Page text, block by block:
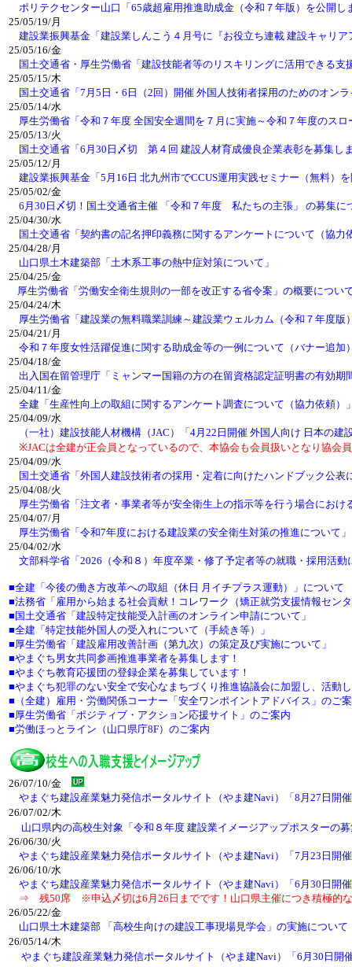
ポリテクセンター山口「65歳超雇用推進助成金（令和７年版）を公開し
25/05/19/月
建設業振興基金「建設業しんこう４月号に『お役立ち連載 建設キャリ
25/05/16/金
国土交通省・厚生労働省「建設技能者等のリスキリングに活用できる支
25/05/15/木
国土交通省「7月5日・6日（2回）開催 外国人技術者採用のためのオン
25/05/14/水
厚生労働省「令和７年度 全国安全週間を７月に実施～令和７年度のスロ
25/05/13/火
国土交通省「6月30日〆切 第４回 建設人材育成優良企業表彰を募集し
25/05/12/月
建設業振興基金「5月16日 北九州市でCCUS運用実践セミナー（無料）
25/05/02/金
6月30日〆切！国土交通省主催 「令和７年度 私たちの主張」 の募集に
25/04/30/水
国土交通省「契約書の記名押印義務に関するアンケートについて（協力
25/04/28/月
山口県土木建築部「土木系工事の熱中症対策について」
25/04/25/金
厚生労働省「労働安全衛生規則の一部を改正する省令案」の概要につい
25/04/24/木
厚生労働省「建設業の無料職業訓練～建設業ウェルカム（令和７年度版
25/04/21/月
令和７年度女性活躍促進に関する助成金等の一例について（バナー追加
25/04/18/金
出入国在留管理庁「ミャンマー国籍の方の在留資格認定証明書の有効期
25/04/11/金
全建「生産性向上の取組に関するアンケート調査について（協力依頼
25/04/09/水
（一社）建設技能人材機構（JAC）「4月22日開催 外国人向け 日本の建
※JACは全建が正会員となっているので、本協会も会員扱いとなり協会
25/04/09/水
国土交通省「外国人建設技術者の採用・定着に向けたハンドブック公表
25/04/08/火
厚生労働省「注文者・事業者等が安全衛生上の指示等を行う場合におけ
25/04/07/月
厚生労働省「令和7年度における建設業の安全衛生対策の推進について」
25/04/02/水
文部科学省「2026（令和８）年度卒業・修了予定者等の就職・採用活
■全建「今後の働き方改革への取組（休日 月イチプラス運動）」について
■法務省「雇用から始まる社会貢献！コレワーク（矯正就労支援情報セン
■国土交通省「建設特定技能受入計画のオンライン申請について」
■全建「特定技能外国人の受入れについて（手続き等）」
■厚生労働省「建設雇用改善計画（第九次）の策定及び実施について」
■やまぐち男女共同参画推進事業者を募集します！
■やまぐち教育応援団の登録企業を募集しています！
■やまぐち犯罪のない安全で安心なまちづくり推進協議会に加盟し、活動
■（全建）雇用・労働関係コーナー「安全ワンポイントアドバイス」のご
■厚生労働省「ポジティブ・アクション応援サイト」のご案内
■労働ほっとライン（山口県庁8F）のご案内
26/07/10/金
やまぐち建設産業魅力発信ポータルサイト（やま建Navi）「8月27日開
26/07/02/木
山口県内の高校生対象「令和８年度 建設業イメージアップポスターの
26/06/30/火
やまぐち建設産業魅力発信ポータルサイト（やま建Navi）「7月23日開
26/06/10/水
やまぐち建設産業魅力発信ポータルサイト（やま建Navi）「6月30日開
⇒ 残50席 ※申込〆切は6月26日までです！山口県主催につき積極的
26/05/22/金
山口県土木建築部 「高校生向けの建設工事現場見学会」の実施について
26/05/14/木
やまぐち建設産業魅力発信ポータルサイト（やま建Navi）「6月30日開